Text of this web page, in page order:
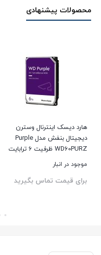
محصولات پیشنهادی
هارد دیسک اینترنال وسترن
دیجیتال بنفش مدل Purple
WD60PURZ ظرفیت 6 ترابایت
موجود در انبار
برای قیمت تماس بگیرید